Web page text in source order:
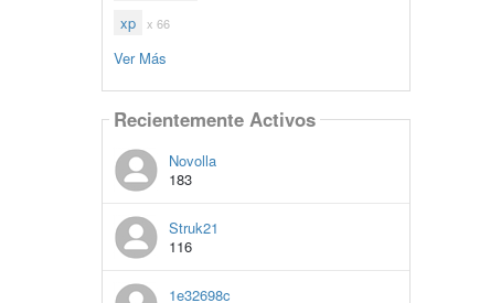
xp x 66
Ver Más
Recientemente Activos
Novolla
183
Struk21
116
1e32698c